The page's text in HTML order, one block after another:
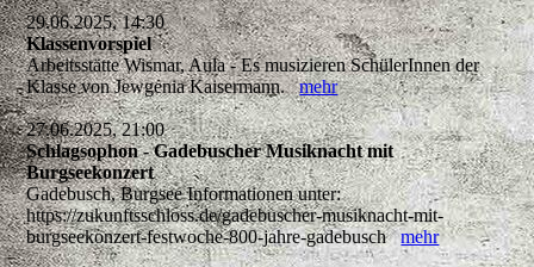
29.06.2025, 14:30
Klassenvorspiel
Arbeitsstätte Wismar, Aula - Es musizieren SchülerInnen der
Klasse von Jewgenia Kaisermann.mehr
27.06.2025, 21:00
Schlagsophon - Gadebuscher Musiknacht mit
Burgseekonzert
Gadebusch, Burgsee Informationen unter:
https://zukunftsschloss.de/gadebuscher-musiknacht-mit-
burgseekonzert-festwoche-800-jahre-gadebuschmehr